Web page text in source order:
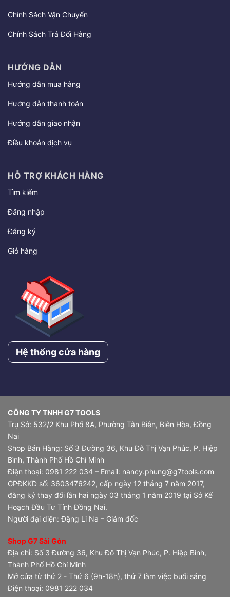
Chính Sách Vận Chuyển
Chính Sách Trả Đổi Hàng
HƯỚNG DẪN
Hướng dẫn mua hàng
Hướng dẫn thanh toán
Hướng dẫn giao nhận
Điều khoản dịch vụ
HỖ TRỢ KHÁCH HÀNG
Tìm kiếm
Đăng nhập
Đăng ký
Giỏ hàng
Hệ thống cửa hàng
CÔNG TY TNHH G7 TOOLS
Trụ Sở: 532/2 Khu Phố 8A, Phường Tân Biên, Biên Hòa, Đồng
Nai
Shop Bán Hàng: Số 3 Đường 36, Khu Đô Thị Vạn Phúc, P. Hiệp
Bình, Thành Phố Hồ Chí Minh
Điện thoại: 0981 222 034 – Email: nancy.phung@g7tools.com
GPĐKKD số: 3603476242, cấp ngày 12 tháng 7 năm 2017,
đăng ký thay đổi lần hai ngày 03 tháng 1 năm 2019 tại Sở Kế
Hoạch Đầu Tư Tỉnh Đồng Nai.
Người đại diện: Đặng Li Na – Giám đốc
Shop G7 Sài Gòn
Địa chỉ: Số 3 Đường 36, Khu Đô Thị Vạn Phúc, P. Hiệp Bình,
Thành Phố Hồ Chí Minh
Mở cửa từ thứ 2 - Thứ 6 (9h-18h), thứ 7 làm việc buổi sáng
Điện thoại: 0981 222 034